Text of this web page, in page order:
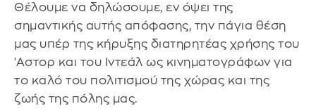
Θέλουμε να δηλώσουμε, εν όψει της
σημαντικής αυτής απόφασης, την πάγια θέση
μας υπέρ της κήρυξης διατηρητέας χρήσης του
'Αστορ και του Ιντεάλ ως κινηματογράφων για
το καλό του πολιτισμού της χώρας και της
ζωής της πόλης μας.